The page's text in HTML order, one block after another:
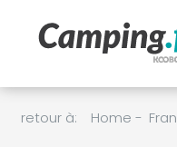
retour à: Home -